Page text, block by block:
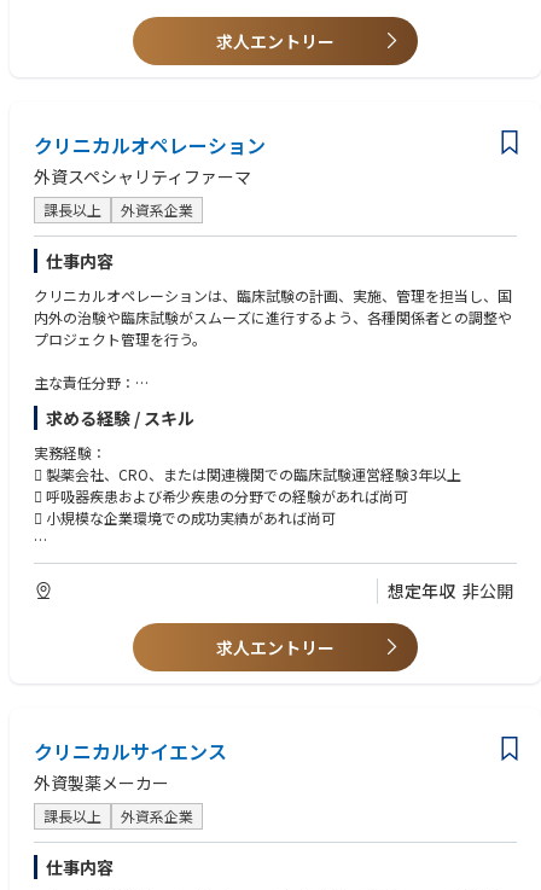
・Responsible for continuous benefit-risk assessment.
・Provides medical leadership during regulatory meetings.
■Cross-Functional Team Leadership
Serves as Chairperson of the Global Early Clinical Development (ECD) Tea
m and/or Medical Sub-Team (MST), depending on project stage.
Responsibilities include:
Proposing team members together with the (Associate) Therapeutic Area
Head.
Representing ECD/MST on:
・Core Team
・Clinical Expert Committee (CEC)
Additional activities:
・Oversees interactions with:
External experts
Advisory boards
Adjudication committees
・Reviews and approves publications related to the project in collaborat
ion with the Medical Head.
・Identifies studies that should be conducted.
Publication Plan
■Key Accountabilities of the Clinical Program Leader in Experimental Me
dicine Japan
■External Expert Engagement
・Map and prioritize External Experts (EEs) in the region, including:
・開発企画・R&D企画の経験
・予算の策定・管理経験
求人エントリー
クリニカルオペレーション
外資スペシャリティファーマ
課長以上 外資系企業
仕事内容
クリニカルオペレーションは、臨床試験の計画、実施、管理を担当し、国
内外の治験や臨床試験がスムーズに進行するよう、各種関係者との調整や
プロジェクト管理を行う。
主な責任分野：
 臨床試験の実施計画および運営管理（治験依頼者、CRO、医療機関との
調整含む）
 試験開始から終了までのスケジュール管理と進捗モニタリング
 治験関連ドキュメントの管理（治験実施計画書、モニタリング報告書
等）
 治験施設の選定支援および契約交渉サポート
 GCP（Good Clinical Practice）や関連規制の遵守状況の監督
 社内外のステークホルダーとのコミュニケーションとレポーティング
求める経験 / スキル
実務経験：
 製薬会社、CRO、または関連機関での臨床試験運営経験3年以上
 呼吸器疾患および希少疾患の分野での経験があれば尚可
 小規模な企業環境での成功実績があれば尚可
教育：
理学系学士号（生物学、化学、微生物学、免疫学、医療技術、薬学、薬
理学）または医療関連分野の学士号が必要
薬学もしくは医学の修士号・博士号があれば尚可
技術的なスキル
 社内外のオピニオンリーダー、クロスファンクショナルチーム、ベンダ
ーと協働できる強いオーナーシップ
 組織全体の計画に沿った戦略的計画を策定する能力
 優れた口頭および書面によるコミュニケーション能力
 細部を重視し、自主的に業務に取り組む
想定年収 非公開
求人エントリー
クリニカルサイエンス
外資製薬メーカー
課長以上 外資系企業
仕事内容